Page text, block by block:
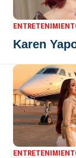
Karen